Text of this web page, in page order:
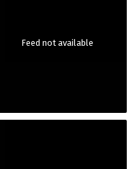
Feed not available